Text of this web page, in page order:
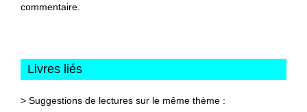
commentaire.
Livres liés
> Suggestions de lectures sur le même thème :